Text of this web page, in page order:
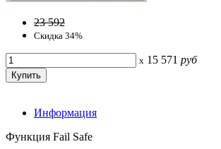
23 592
Скидка 34%
x 15 571 руб
Информация
Функция Fail Safe